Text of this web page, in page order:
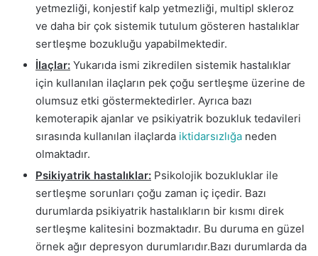
yetmezliği, konjestif kalp yetmezliği, multipl skleroz
ve daha bir çok sistemik tutulum gösteren hastalıklar
sertleşme bozukluğu yapabilmektedir.
İlaçlar: Yukarıda ismi zikredilen sistemik hastalıklar
için kullanılan ilaçların pek çoğu sertleşme üzerine de
olumsuz etki göstermektedirler. Ayrıca bazı
kemoterapik ajanlar ve psikiyatrik bozukluk tedavileri
sırasında kullanılan ilaçlarda iktidarsızlığa neden
olmaktadır.
Psikiyatrik hastalıklar: Psikolojik bozukluklar ile
sertleşme sorunları çoğu zaman iç içedir. Bazı
durumlarda psikiyatrik hastalıkların bir kısmı direk
sertleşme kalitesini bozmaktadır. Bu duruma en güzel
örnek ağır depresyon durumlarıdır.Bazı durumlarda da